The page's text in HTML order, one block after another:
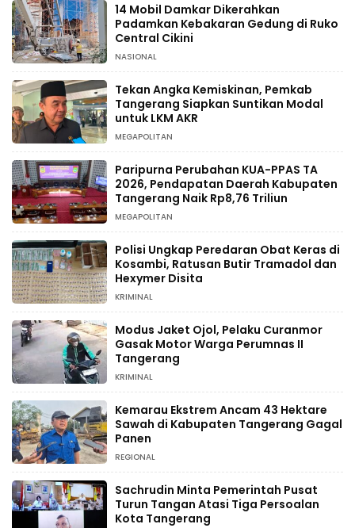
14 Mobil Damkar Dikerahkan
Padamkan Kebakaran Gedung di Ruko
Central Cikini
NASIONAL
Tekan Angka Kemiskinan, Pemkab
Tangerang Siapkan Suntikan Modal
untuk LKM AKR
MEGAPOLITAN
Paripurna Perubahan KUA-PPAS TA
2026, Pendapatan Daerah Kabupaten
Tangerang Naik Rp8,76 Triliun
MEGAPOLITAN
Polisi Ungkap Peredaran Obat Keras di
Kosambi, Ratusan Butir Tramadol dan
Hexymer Disita
KRIMINAL
Modus Jaket Ojol, Pelaku Curanmor
Gasak Motor Warga Perumnas II
Tangerang
KRIMINAL
Kemarau Ekstrem Ancam 43 Hektare
Sawah di Kabupaten Tangerang Gagal
Panen
REGIONAL
Sachrudin Minta Pemerintah Pusat
Turun Tangan Atasi Tiga Persoalan
Kota Tangerang